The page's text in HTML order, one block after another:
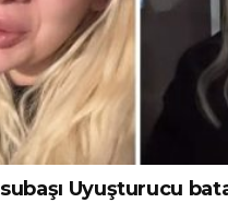
Uyuşturucu